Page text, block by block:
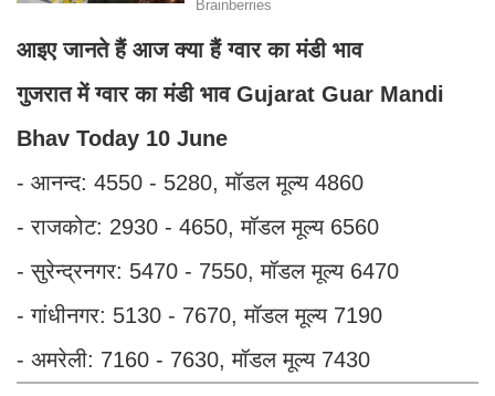
आइए जानते हैं आज क्या हैं ग्वार का मंडी भाव
गुजरात में ग्वार का मंडी भाव Gujarat Guar Mandi
Bhav Today 10 June
- आनन्द: 4550 - 5280, मॉडल मूल्य 4860
- राजकोट: 2930 - 4650, मॉडल मूल्य 6560
- सुरेन्द्रनगर: 5470 - 7550, मॉडल मूल्य 6470
- गांधीनगर: 5130 - 7670, मॉडल मूल्य 7190
- अमरेली: 7160 - 7630, मॉडल मूल्य 7430